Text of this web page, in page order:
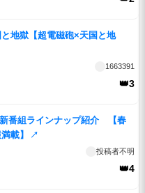
地獄【超電磁砲×天国と地
1663391
👑3
番組ラインナップ紹介 【春
載】
↗
投稿者不明
👑4